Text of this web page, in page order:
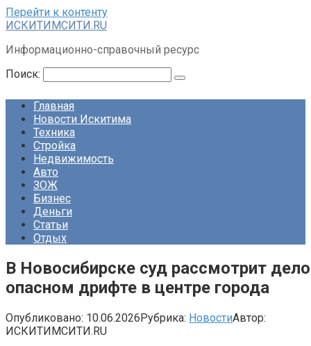
Перейти к контенту
ИСКИТИМСИТИ.RU
Информационно-справочный ресурс
Поиск:
Главная
Новости Искитима
Техника
Стройка
Недвижимость
Авто
ЗОЖ
Бизнес
Деньги
Статьи
Отдых
В Новосибирске суд рассмотрит
опасном дрифте в центре города
Опубликовано: 10.06.2026Рубрика: НовостиАвтор:
ИСКИТИМСИТИ.RU